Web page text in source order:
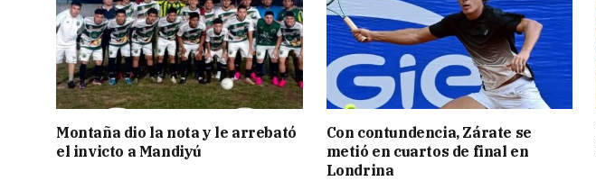
Montaña dio la nota y le arrebató
el invicto a Mandiyú
Con contundencia, Zárate se
metió en cuartos de final en
Londrina